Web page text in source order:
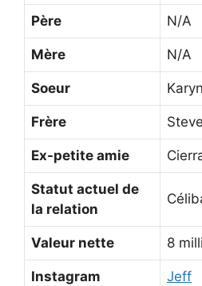
Père N/A
Mère N/A
Soeur
Frère
Ex-petite amie
Statut actuel de
la relation
Valeur nette 8
Instagram Jeff